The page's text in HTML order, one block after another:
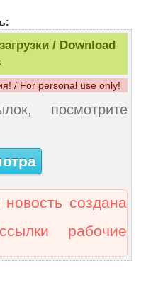
/ Download
/ For personal use only!
посмотрите
создана
рабочие